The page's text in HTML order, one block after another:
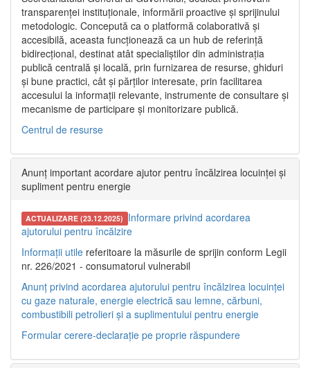
transparenței instituționale, informării proactive și sprijinului
metodologic. Concepută ca o platformă colaborativă și
accesibilă, aceasta funcționează ca un hub de referință
bidirecțional, destinat atât specialiștilor din administrația
publică centrală și locală, prin furnizarea de resurse, ghiduri
și bune practici, cât și părților interesate, prin facilitarea
accesului la informații relevante, instrumente de consultare și
mecanisme de participare și monitorizare publică.
Centrul de resurse
Anunț important acordare ajutor pentru încălzirea locuinței și
supliment pentru energie
ACTUALIZARE (23.12.2025) Informare privind acordarea
ajutorului pentru încălzire
Informații utile referitoare la măsurile de sprijin conform Legii
nr. 226/2021 - consumatorul vulnerabil
Anunț privind acordarea ajutorului pentru încălzirea locuinței
cu gaze naturale, energie electrică sau lemne, cărbuni,
combustibili petrolieri și a suplimentului pentru energie
Formular cerere-declarație pe proprie răspundere